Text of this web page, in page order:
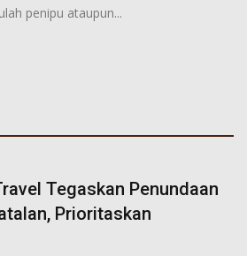
penipu ataupun...
Tegaskan Penundaan
Prioritaskan